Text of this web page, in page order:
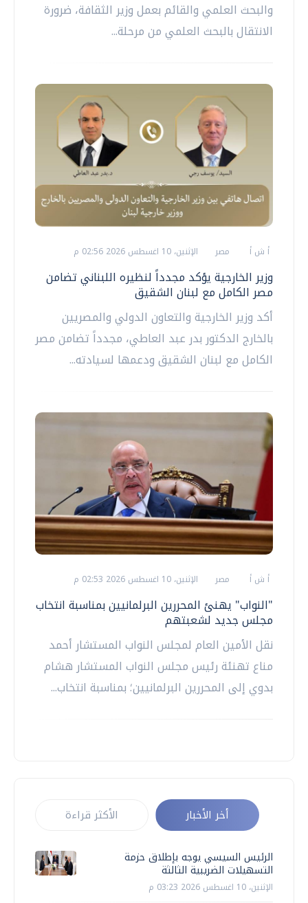
والبحث العلمي والقائم بعمل وزير الثقافة، ضرورة
الانتقال بالبحث العلمي من مرحلة...
أ ش أ مصر الإثنين، 10 اغسطس 2026 02:56 م
وزير الخارجية يؤكد مجدداً لنظيره اللبناني تضامن
مصر الكامل مع لبنان الشقيق
أكد وزير الخارجية والتعاون الدولي والمصريين
بالخارج الدكتور بدر عبد العاطي، مجدداً تضامن مصر
الكامل مع لبنان الشقيق ودعمها لسيادته...
أ ش أ مصر الإثنين، 10 اغسطس 2026 02:53 م
"النواب" يهنئ المحررين البرلمانيين بمناسبة انتخاب
مجلس جديد لشعبتهم
نقل الأمين العام لمجلس النواب المستشار أحمد
مناع تهنئة رئيس مجلس النواب المستشار هشام
بدوي إلى المحررين البرلمانيين؛ بمناسبة انتخاب...
أخر الأخبار الأكثر قراءة
الرئيس السيسي يوجه بإطلاق حزمة
التسهيلات الضريبية الثالثة
الإثنين، 10 اغسطس 2026 03:23 م